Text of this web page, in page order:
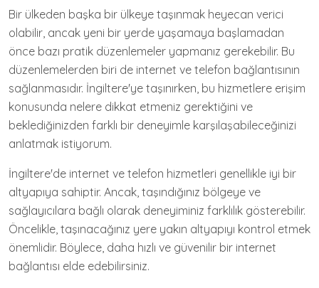
Bir ülkeden başka bir ülkeye taşınmak heyecan verici
olabilir, ancak yeni bir yerde yaşamaya başlamadan
önce bazı pratik düzenlemeler yapmanız gerekebilir. Bu
düzenlemelerden biri de internet ve telefon bağlantısının
sağlanmasıdır. İngiltere'ye taşınırken, bu hizmetlere erişim
konusunda nelere dikkat etmeniz gerektiğini ve
beklediğinizden farklı bir deneyimle karşılaşabileceğinizi
anlatmak istiyorum.
İngiltere'de internet ve telefon hizmetleri genellikle iyi bir
altyapıya sahiptir. Ancak, taşındığınız bölgeye ve
sağlayıcılara bağlı olarak deneyiminiz farklılık gösterebilir.
Öncelikle, taşınacağınız yere yakın altyapıyı kontrol etmek
önemlidir. Böylece, daha hızlı ve güvenilir bir internet
bağlantısı elde edebilirsiniz.